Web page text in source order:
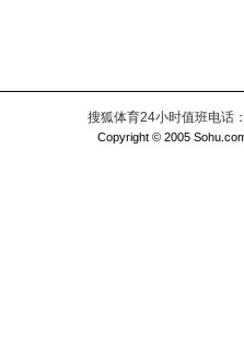
搜狐体育24小时值班电话
Copyright © 2005